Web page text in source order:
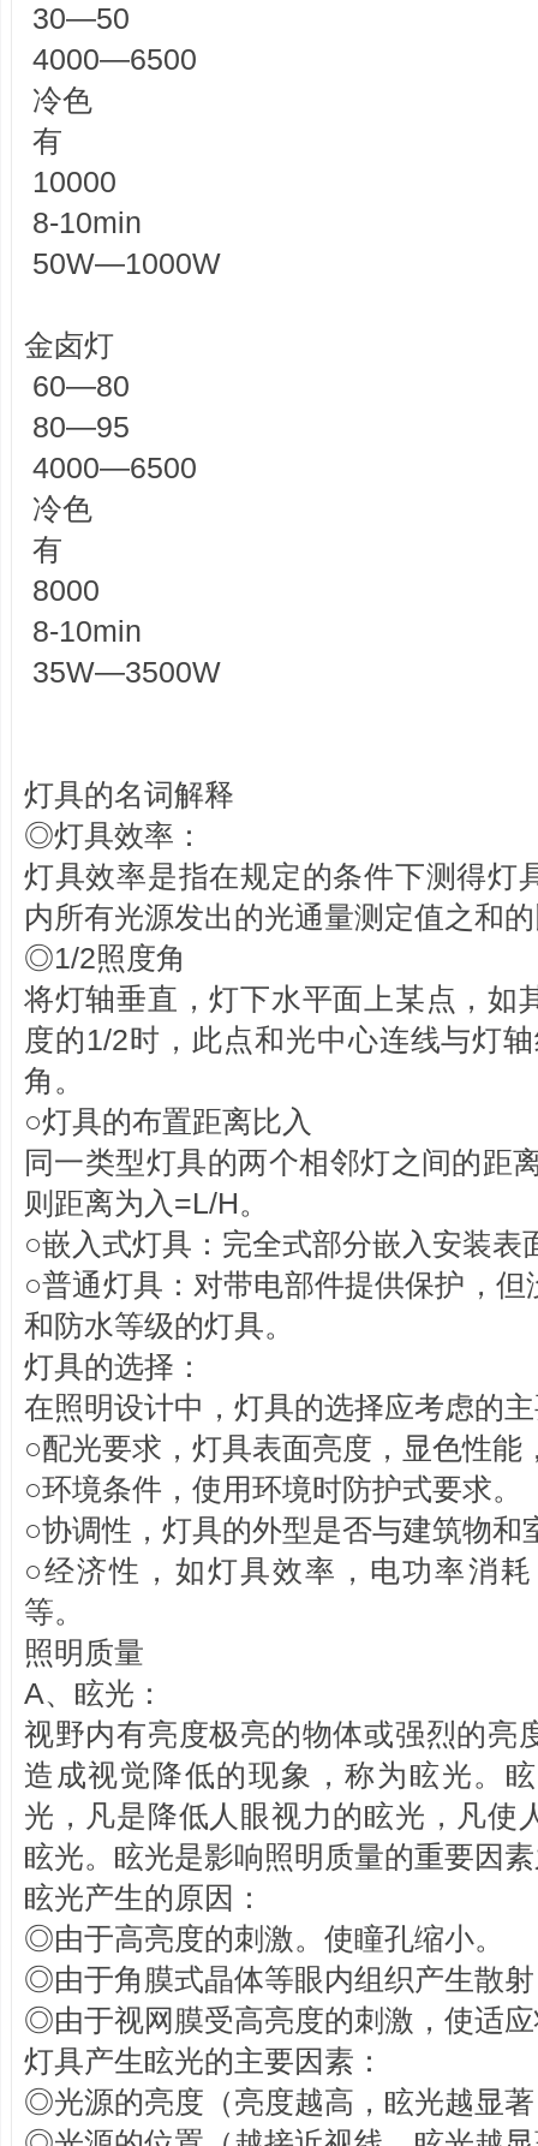
30—50
4000—6500
冷色
有
10000
8-10min
50W—1000W
金卤灯
60—80
80—95
4000—6500
冷色
有
8000
8-10min
35W—3500W
灯具的名词解释
◎灯具效率：
灯具效率是指在规定的条件下测得灯
内所有光源发出的光通量测定值之和
◎1/2照度角
将灯轴垂直，灯下水平面上某点，如
度的1/2时，此点和光中心连线与灯
角。
○灯具的布置距离比入
同一类型灯具的两个相邻灯之间的距
则距离为入=L/H。
○嵌入式灯具：完全式部分嵌入安装
○普通灯具：对带电部件提供保护，
和防水等级的灯具。
灯具的选择：
在照明设计中，灯具的选择应考虑的
○配光要求，灯具表面亮度，显色性
○环境条件，使用环境时防护式要求。
○协调性，灯具的外型是否与建筑物
○经济性，如灯具效率，电功率消
等。
照明质量
A、眩光：
视野内有亮度极亮的物体或强烈的亮
造成视觉降低的现象，称为眩光。
光，凡是降低人眼视力的眩光，凡使
眩光。眩光是影响照明质量的重要因
眩光产生的原因：
◎由于高亮度的刺激。使瞳孔缩小。
◎由于角膜式晶体等眼内组织产生散
◎由于视网膜受高亮度的刺激，使适
灯具产生眩光的主要因素：
◎光源的亮度（亮度越高，眩光越显